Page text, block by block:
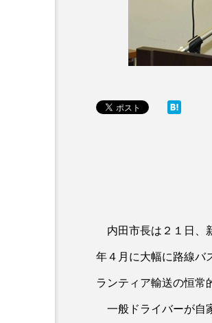
内田市長は２１日、
年４月に大幅に路線バ
ランティア輸送の恒常
一般ドライバーが自